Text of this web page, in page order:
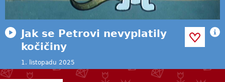
Jak se Petrovi nevyplatily
kočičiny
1. listopadu 2025